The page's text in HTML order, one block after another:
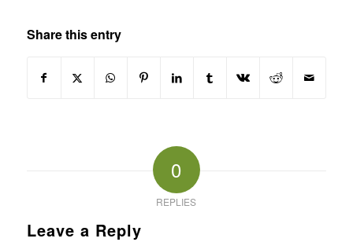
Share this entry
0
REPLIES
Leave a Reply